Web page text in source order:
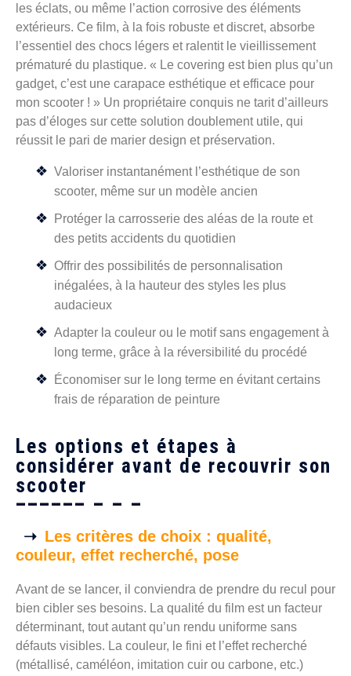
les éclats, ou même l’action corrosive des éléments
extérieurs. Ce film, à la fois robuste et discret, absorbe
l’essentiel des chocs légers et ralentit le vieillissement
prématuré du plastique. « Le covering est bien plus qu’un
gadget, c’est une carapace esthétique et efficace pour
mon scooter ! » Un propriétaire conquis ne tarit d’ailleurs
pas d’éloges sur cette solution doublement utile, qui
réussit le pari de marier design et préservation.
Valoriser instantanément l’esthétique de son
scooter, même sur un modèle ancien
Protéger la carrosserie des aléas de la route et
des petits accidents du quotidien
Offrir des possibilités de personnalisation
inégalées, à la hauteur des styles les plus
audacieux
Adapter la couleur ou le motif sans engagement à
long terme, grâce à la réversibilité du procédé
Économiser sur le long terme en évitant certains
frais de réparation de peinture
Les options et étapes à
considérer avant de recouvrir son
scooter
Les critères de choix : qualité,
couleur, effet recherché, pose
Avant de se lancer, il conviendra de prendre du recul pour
bien cibler ses besoins. La qualité du film est un facteur
déterminant, tout autant qu’un rendu uniforme sans
défauts visibles. La couleur, le fini et l’effet recherché
(métallisé, caméléon, imitation cuir ou carbone, etc.)